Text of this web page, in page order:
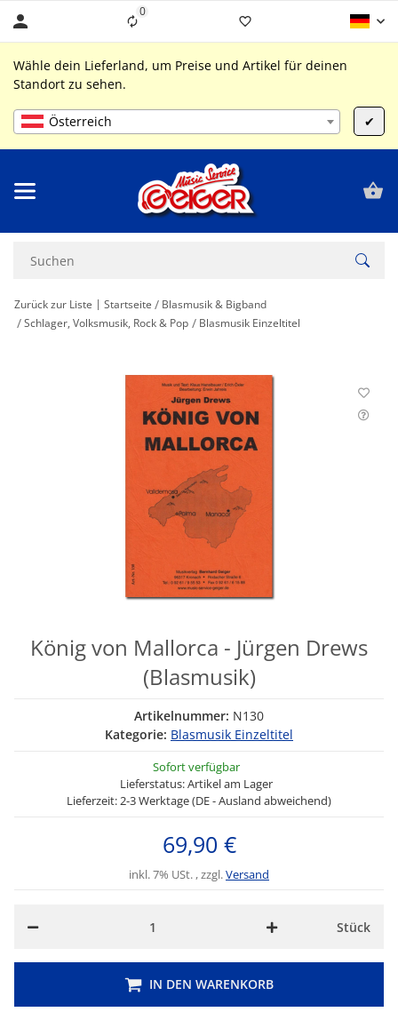
0Liste ist leer
Wähle dein Lieferland, um Preise und Artikel für deinen
Standort zu sehen.
Österreich ✔
Zurück zur Liste Startseite
Blasmusik & Bigband
Schlager, Volksmusik, Rock & Pop
Blasmusik Einzeltitel
König von Mallorca - Jürgen Drews
(Blasmusik)
Artikelnummer: N130
Kategorie: Blasmusik Einzeltitel
Sofort verfügbar
Lieferstatus: Artikel am Lager
Lieferzeit: 2-3 Werktage (DE - Ausland abweichend)
69,90 €
inkl. 7% USt. , zzgl.Versand
Stück
IN DEN WARENKORB